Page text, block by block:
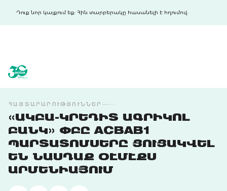
Դուք նոր կայքում եք: Հին տարբերակը հասանելի է հղումով:
ՀԱՅՏԱՐԱՐՈՒԹՅՈՒՆՆԵՐ
«ԱԿԲԱ-ԿՐԵԴԻՏ ԱԳՐԻԿՈԼ
ԲԱՆԿ» ՓԲԸ ACBAB1
ՊԱՐՏԱՏՈՄՍԵՐԸ ՑՈՒՑԱԿՎԵԼ
ԵՆ ՆԱՍԴԱՔ ՕԷՄԷՔՍ
ԱՐՄԵՆԻԱՅՈՒՄ